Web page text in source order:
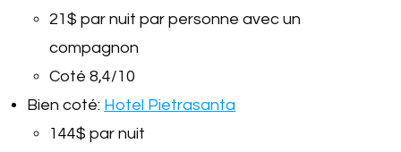
21$ par nuit par personne avec un
compagnon
Coté 8,4/10
Bien coté: Hotel Pietrasanta
144$ par nuit